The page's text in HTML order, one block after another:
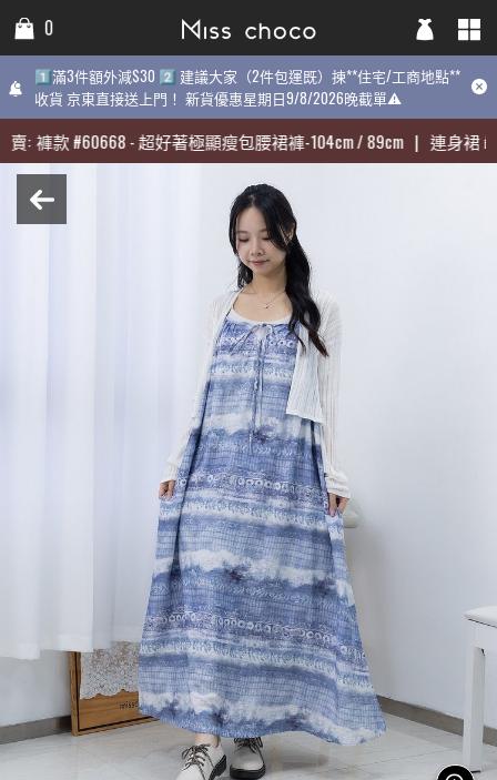
0
1️⃣滿3件額外減$30 2️⃣ 建議大家（2件包運既）揀**住宅/工商地點**
收貨 京東直接送上門！ 新貨優惠星期日9/8/2026晚截單⚠️
: 褲款#60668-超好著極顯瘦包腰裙褲-104cm / 89cm | 連身裙#
0
1️⃣滿3件額外減$30 2️⃣ 建議大家（2件包運既）揀**住宅/工商地點**
收貨 京東直接送上門！ 新貨優惠星期日9/8/2026晚截單⚠️
: 褲款#60668-超好著極顯瘦包腰裙褲-104cm / 89cm | 連身裙#
1️⃣滿3件額外減$30 2️⃣ 建議大家（2件包運既）揀**住宅/工商地點**
9/8/2026晚截單⚠️
期最熱賣: 褲款#60668-超好著極顯瘦包腰裙褲-104cm / 89cm |